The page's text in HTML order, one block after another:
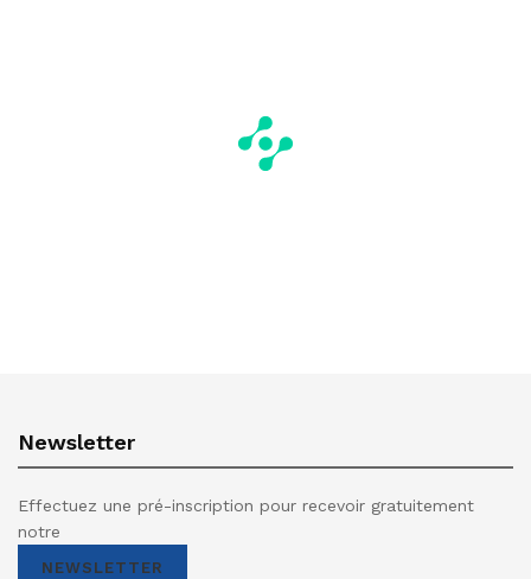
Newsletter
Effectuez une pré-inscription pour recevoir gratuitement
notre
NEWSLETTER